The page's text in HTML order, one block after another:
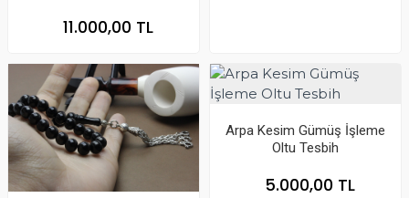
11.000,00 TL
Arpa Kesim Gümüş İşleme
Oltu Tesbih
5.000,00 TL